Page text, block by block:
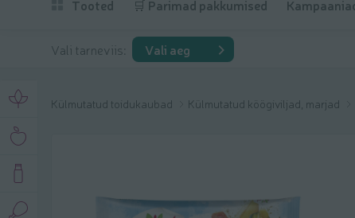
Tooted 🛒 Parimad pakkumised
Vali tarneviis: Vali aeg
Külmutatud toidukaubad Külmutatud köögiviljad, marjad